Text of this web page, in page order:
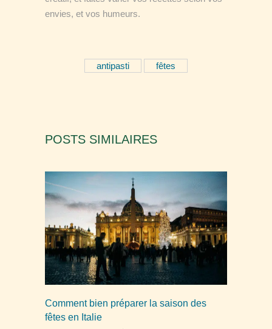
envies, et vos humeurs.
antipasti fêtes
POSTS SIMILAIRES
Comment bien préparer la saison des
fêtes en Italie